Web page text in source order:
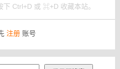
下 Ctrl+D 或 ⌘+D 收藏本站。
注册 账号